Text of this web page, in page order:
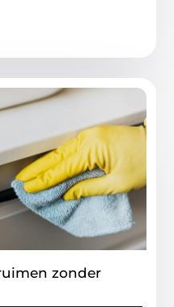
zonder